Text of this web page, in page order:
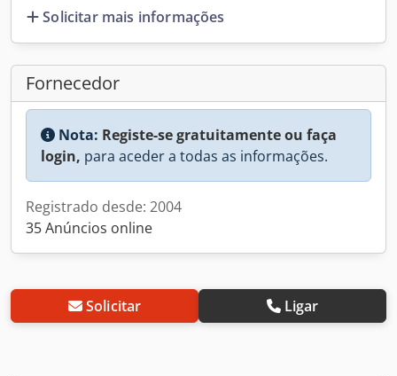
Solicitar mais informações
Fornecedor
Nota: Registe-se gratuitamente ou faça
login, para aceder a todas as informações.
Registrado desde: 2004
35 Anúncios online
Solicitar Ligar